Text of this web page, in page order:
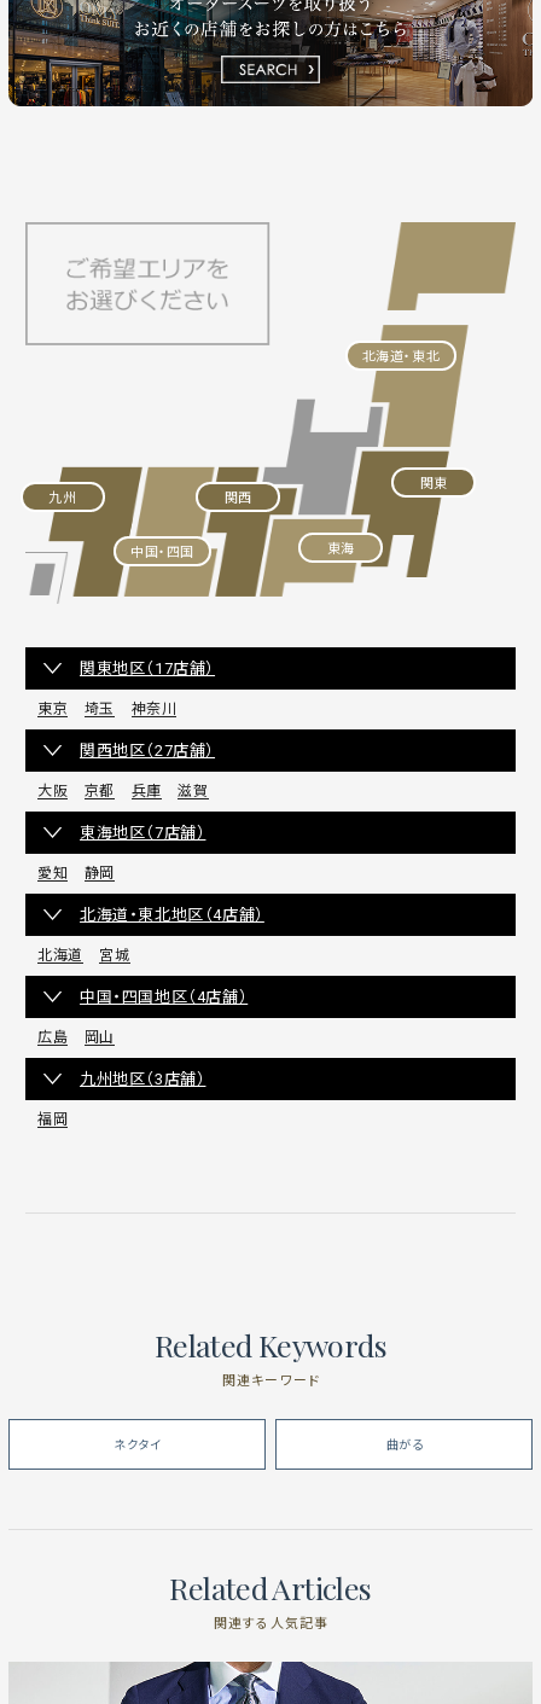
北海道・東北
関東
東海
関西
中国・四国
九州
関東地区（17店舗）
東京 埼玉 神奈川
関西地区（27店舗）
大阪 京都 兵庫 滋賀
東海地区（7店舗）
愛知 静岡
北海道・東北地区（4店舗）
北海道 宮城
中国・四国地区（4店舗）
広島 岡山
九州地区（3店舗）
福岡
Related Keywords
関連キーワード
ネクタイ 曲がる
Related Articles
関連する人気記事